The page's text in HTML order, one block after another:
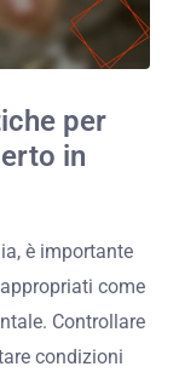
per
in
è importante
come
Controllare
condizioni